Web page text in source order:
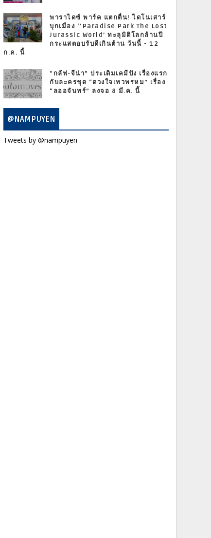
พาราไดซ์ พาร์ค แตกตื่น! ไดโนเสาร์
บุกเมือง ‘‘Paradise Park The Lost
Jurassic World’ ทะลุมิติโลกล้านปี
กระแสตอบรับดีเกินต้าน วันนี้ - 12
ก.ค. นี้
“กลัฟ-จีน่า” ประเดิมเคมีปัง เรื่องแรก
กับละครชุด “ดวงใจเทวพรหม” เรื่อง
“ลออจันทร์” ลงจอ 8 มี.ค. นี้
@NAMPUYEN
Tweets by @nampuyen